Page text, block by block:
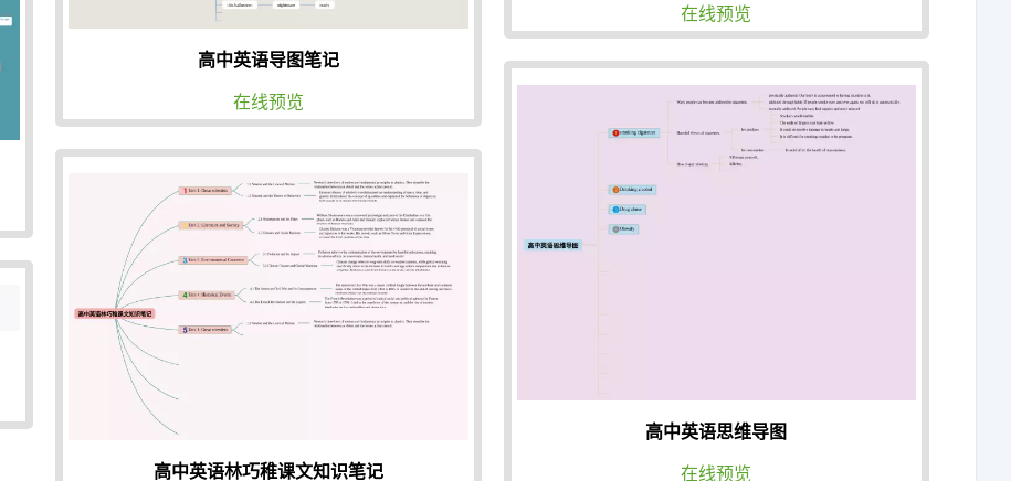
高中英语导图笔记
在线预览
高中英语林巧稚课文知识笔记
在线预览
高中英语思维导图
在线预览